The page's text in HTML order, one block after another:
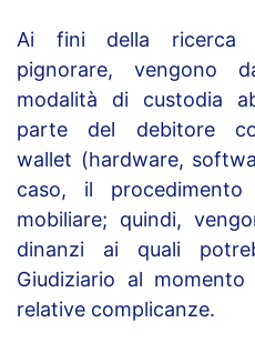
Ai fini della ricerca
pignorare, vengono
modalità di custodia
parte del debitore
wallet (hardware,
caso, il procedimento
mobiliare; quindi,
dinanzi ai quali
Giudiziario al
relative complicanze.